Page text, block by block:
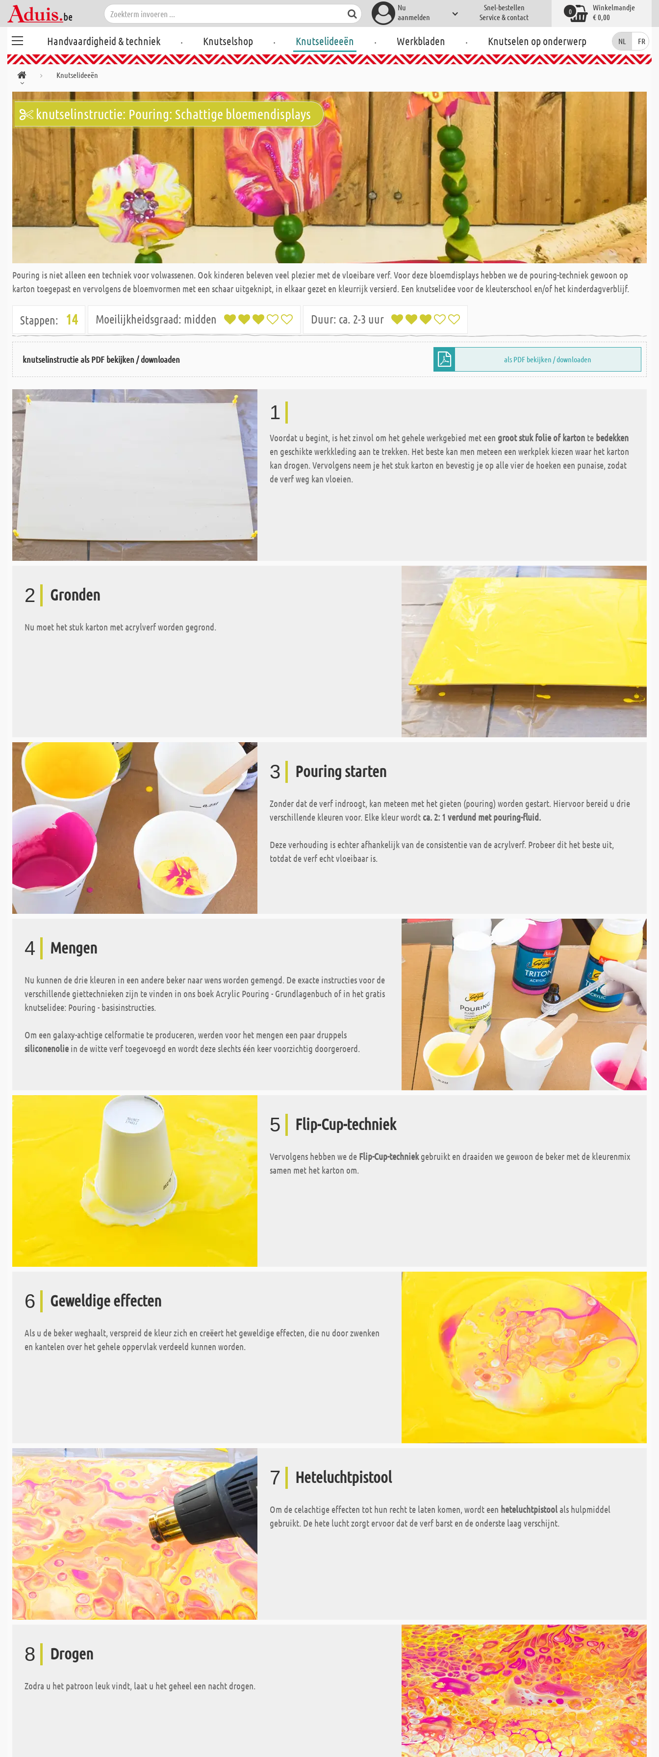
Nu
aanmelden
Snel-bestellen
Service & contact
Winkelmandje
€ 0,00
0
Handvaardigheid & techniek . Knutselshop . Knutselideeën . Werkbladen . Knutselen op onderwerp NL FR
Knutselideeën
knutselinstructie: Pouring: Schattige bloemendisplays
Pouring is niet alleen een techniek voor volwassenen. Ook kinderen beleven veel plezier met de vloeibare verf. Voor deze bloemdisplays hebben we de pouring-techniek gewoon op
karton toegepast en vervolgens de bloemvormen met een schaar uitgeknipt, in elkaar gezet en kleurrijk versierd. Een knutselidee voor de kleuterschool en/of het kinderdagverblijf.
Stappen: 14 Moeilijkheidsgraad: midden Duur: ca. 2-3 uur
knutselinstructie als PDF bekijken / downloaden als PDF bekijken / downloaden
1
Voordat u begint, is het zinvol om het gehele werkgebied met een groot stuk folie of karton te bedekken
en geschikte werkkleding aan te trekken. Het beste kan men meteen een werkplek kiezen waar het karton
kan drogen. Vervolgens neem je het stuk karton en bevestig je op alle vier de hoeken een punaise, zodat
de verf weg kan vloeien.
2 Gronden
Nu moet het stuk karton met acrylverf worden gegrond.
3 Pouring starten
Zonder dat de verf indroogt, kan meteen met het gieten (pouring) worden gestart. Hiervoor bereid u drie
verschillende kleuren voor. Elke kleur wordt ca. 2: 1 verdund met pouring-fluid.
Deze verhouding is echter afhankelijk van de consistentie van de acrylverf. Probeer dit het beste uit,
totdat de verf echt vloeibaar is.
4 Mengen
Nu kunnen de drie kleuren in een andere beker naar wens worden gemengd. De exacte instructies voor de
verschillende giettechnieken zijn te vinden in ons boek Acrylic Pouring - Grundlagenbuch of in het gratis
knutselidee: Pouring - basisinstructies.
Om een galaxy-achtige celformatie te produceren, werden voor het mengen een paar druppels
siliconenolie in de witte verf toegevoegd en wordt deze slechts één keer voorzichtig doorgeroerd.
5 Flip-Cup-techniek
Vervolgens hebben we de Flip-Cup-techniekgebruikt en draaiden we gewoon de beker met de kleurenmix
samen met het karton om.
6 Geweldige effecten
Als u de beker weghaalt, verspreid de kleur zich en creëert het geweldige effecten, die nu door zwenken
en kantelen over het gehele oppervlak verdeeld kunnen worden.
7 Heteluchtpistool
Om de celachtige effecten tot hun recht te laten komen, wordt een heteluchtpistoolals hulpmiddel
gebruikt. De hete lucht zorgt ervoor dat de verf barst en de onderste laag verschijnt.
8 Drogen
Zodra u het patroon leuk vindt, laat u het geheel een nacht drogen.